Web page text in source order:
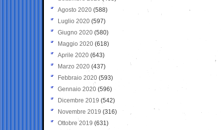
Agosto 2020 (588)
Luglio 2020 (597)
Giugno 2020 (580)
Maggio 2020 (618)
Aprile 2020 (643)
Marzo 2020 (437)
Febbraio 2020 (593)
Gennaio 2020 (596)
Dicembre 2019 (542)
Novembre 2019 (316)
Ottobre 2019 (631)